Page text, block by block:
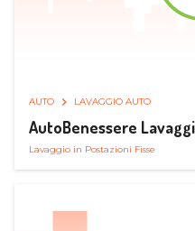
AUTO LAVAGGIO AUTO
AutoBenessere
Lavaggio in Postazioni Fisse